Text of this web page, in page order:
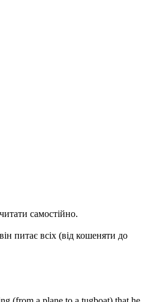
самостійно.
питає всіх (від кошеняти до